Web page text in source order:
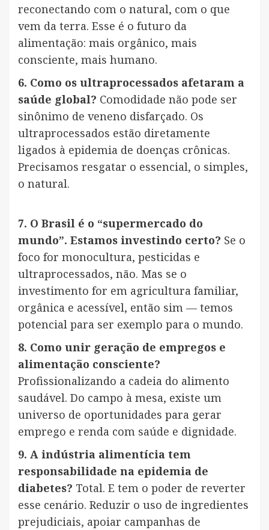
reconectando com o natural, com o que
vem da terra. Esse é o futuro da
alimentação: mais orgânico, mais
consciente, mais humano.
6. Como os ultraprocessados afetaram a
saúde global? Comodidade não pode ser
sinônimo de veneno disfarçado. Os
ultraprocessados estão diretamente
ligados à epidemia de doenças crônicas.
Precisamos resgatar o essencial, o simples,
o natural.
7. O Brasil é o “supermercado do
mundo”. Estamos investindo certo? Se o
foco for monocultura, pesticidas e
ultraprocessados, não. Mas se o
investimento for em agricultura familiar,
orgânica e acessível, então sim — temos
potencial para ser exemplo para o mundo.
8. Como unir geração de empregos e
alimentação consciente?
Profissionalizando a cadeia do alimento
saudável. Do campo à mesa, existe um
universo de oportunidades para gerar
emprego e renda com saúde e dignidade.
9. A indústria alimentícia tem
responsabilidade na epidemia de
diabetes? Total. E tem o poder de reverter
esse cenário. Reduzir o uso de ingredientes
prejudiciais, apoiar campanhas de